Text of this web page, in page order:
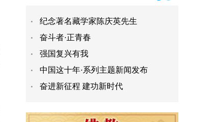
纪念著名藏学家陈庆英先生
奋斗者·正青春
强国复兴有我
中国这十年·系列主题新闻发布
奋进新征程 建功新时代